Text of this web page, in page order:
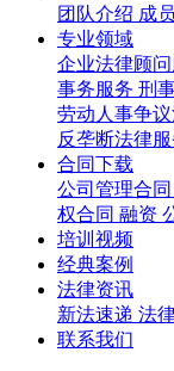
团队介绍 成
专业领域
企业法律顾
事务服务 刑
劳动人事争
反垄断法律
合同下载
公司管理合同
权合同 融资
培训视频
经典案例
法律资讯
新法速递 法
联系我们